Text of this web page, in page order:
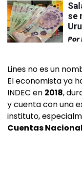
se
Por
Lines no es un
El economista ya
INDEC en 2018,
y cuenta con una
instituto,
Cuentas